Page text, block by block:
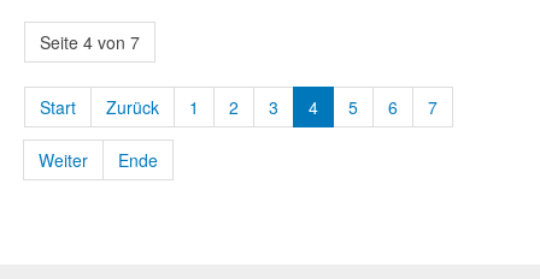
Seite 4 von 7
Start Zurück 1 2 3 4 5 6 7
Weiter Ende